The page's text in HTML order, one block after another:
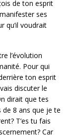
de ton esprit
ses
qu’il voudrait
l’évolution
Pour qui
ton esprit
discuter le
dirait que tes
8 ans que je te
T’es tu fais
Car